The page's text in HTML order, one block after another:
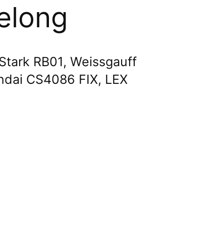
RB01, Weissgauff
CS4086 FIX, LEX